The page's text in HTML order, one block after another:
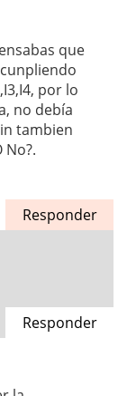
que
por lo
no debía
tambien
Responder
Responder